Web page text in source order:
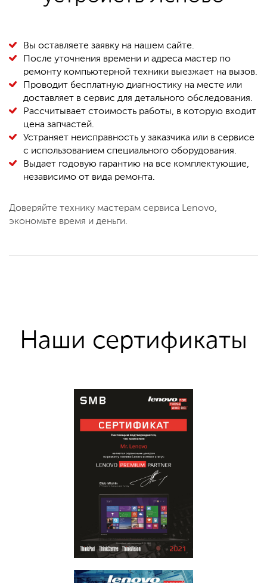
Вы оставляете заявку на нашем сайте.
После уточнения времени и адреса мастер по
ремонту компьютерной техники выезжает на вызов.
Проводит бесплатную диагностику на месте или
доставляет в сервис для детального обследования.
Рассчитывает стоимость работы, в которую входит
цена запчастей.
Устраняет неисправность у заказчика или в сервисе
с использованием специального оборудования.
Выдает годовую гарантию на все комплектующие,
независимо от вида ремонта.
Доверяйте технику мастерам сервиса Lenovo,
экономьте время и деньги.
Наши сертификаты